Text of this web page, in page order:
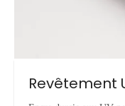
Revêtement